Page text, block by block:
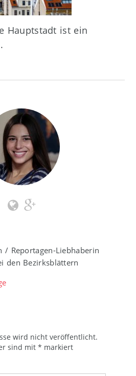
Hauptstadt ist ein
/ Reportagen-Liebhaberin
den Bezirksblättern
wird nicht veröffentlicht.
sind mit* markiert